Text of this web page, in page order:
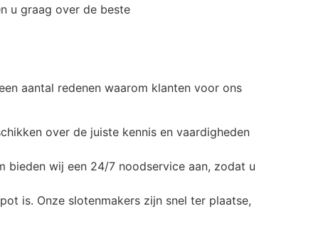
u graag over de beste
aantal redenen waarom klanten voor ons
over de juiste kennis en vaardigheden
bieden wij een 24/7 noodservice aan, zodat u
is. Onze slotenmakers zijn snel ter plaatse,